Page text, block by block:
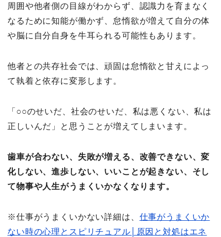
周囲や他者側の目線がわからず、認識力を育まなく
なるために知能が働かず、怠惰欲が増えて自分の体
や脳に自分自身を牛耳られる可能性もあります。
他者との共存社会では、頑固は怠惰欲と甘えによっ
て執着と依存に変形します。
「○○のせいだ、社会のせいだ、私は悪くない、私は
正しいんだ」と思うことが増えてしまいます。
歯車が合わない、失敗が増える、改善できない、変
化しない、進歩しない、いいことが起きない、そし
て物事や人生がうまくいかなくなります。
※仕事がうまくいかない詳細は、 仕事がうまくいか
ない時の心理とスピリチュアル│原因と対処はエネ